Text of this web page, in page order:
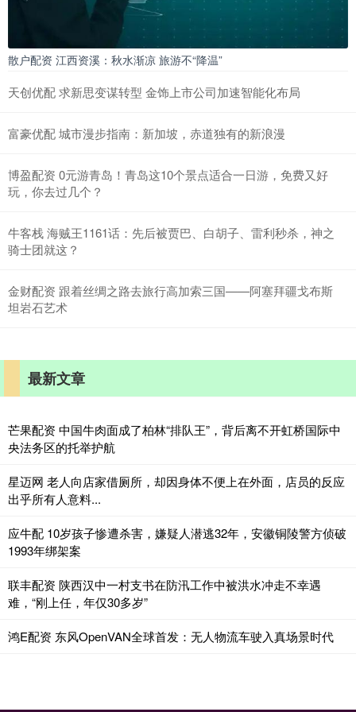
散户配资 江西资溪：秋水渐凉 旅游不“降温”
天创优配 求新思变谋转型 金饰上市公司加速智能化布局
富豪优配 城市漫步指南：新加坡，赤道独有的新浪漫
博盈配资 0元游青岛！青岛这10个景点适合一日游，免费又好
玩，你去过几个？
牛客栈 海贼王1161话：先后被贾巴、白胡子、雷利秒杀，神之
骑士团就这？
金财配资 跟着丝绸之路去旅行高加索三国——阿塞拜疆戈布斯
坦岩石艺术
最新文章
芒果配资 中国牛肉面成了柏林“排队王”，背后离不开虹桥国际中
央法务区的托举护航
星迈网 老人向店家借厕所，却因身体不便上在外面，店员的反应
出乎所有人意料...
应牛配 10岁孩子惨遭杀害，嫌疑人潜逃32年，安徽铜陵警方侦破
1993年绑架案
联丰配资 陕西汉中一村支书在防汛工作中被洪水冲走不幸遇
难，“刚上任，年仅30多岁”
鸿E配资 东风OpenVAN全球首发：无人物流车驶入真场景时代